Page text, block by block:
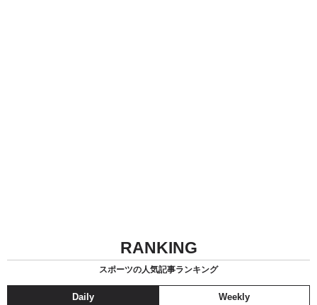
RANKING
スポーツの人気記事ランキング
Daily Weekly